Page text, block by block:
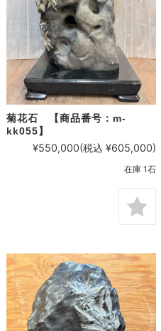
菊花石 【商品番号：m-
kk055】
¥550,000(税込 ¥605,000)
在庫 1石